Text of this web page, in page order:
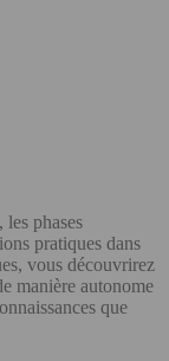
phases
pratiques dans
vous découvrirez
manière autonome
que